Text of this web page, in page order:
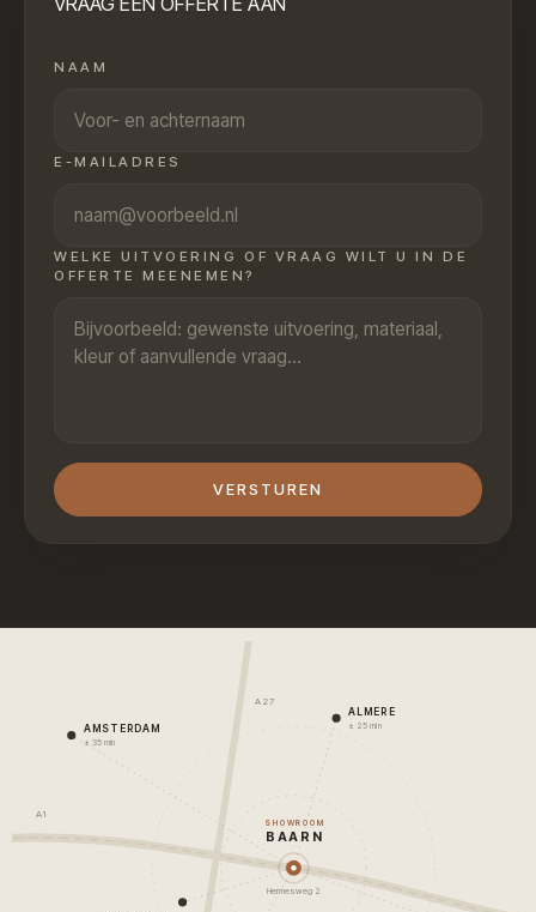
NAAM
E-MAILADRES
WELKE UITVOERING OF VRAAG WILT U IN DE
OFFERTE MEENEMEN?
VERSTUREN
A1
A27
AMSTERDAM
± 35 min
ALMERE
± 25 min
SHOWROOM
BAARN
Hermesweg 2